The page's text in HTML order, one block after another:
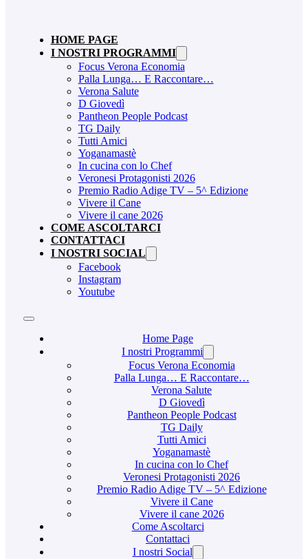
HOME PAGE
I NOSTRI PROGRAMMI
Focus Verona Economia
Palla Lunga… E Raccontare…
Verona Salute
D Giovedì
Pantheon People Podcast
TG Daily
Tutti Amici
Yoganamastè
In cucina con lo Chef
Veronesi Protagonisti 2026
Premio Radio Adige TV – 5^ Edizione
Vivere il Cane
Vivere il cane 2026
COME ASCOLTARCI
CONTATTACI
I NOSTRI SOCIAL
Facebook
Instagram
Youtube
Home Page
I nostri Programmi
Focus Verona Economia
Palla Lunga… E Raccontare…
Verona Salute
D Giovedì
Pantheon People Podcast
TG Daily
Tutti Amici
Yoganamastè
In cucina con lo Chef
Veronesi Protagonisti 2026
Premio Radio Adige TV – 5^ Edizione
Vivere il Cane
Vivere il cane 2026
Come Ascoltarci
Contattaci
I nostri Social